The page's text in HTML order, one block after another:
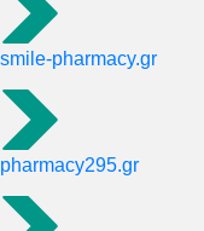
smile-pharmacy.gr
pharmacy295.gr